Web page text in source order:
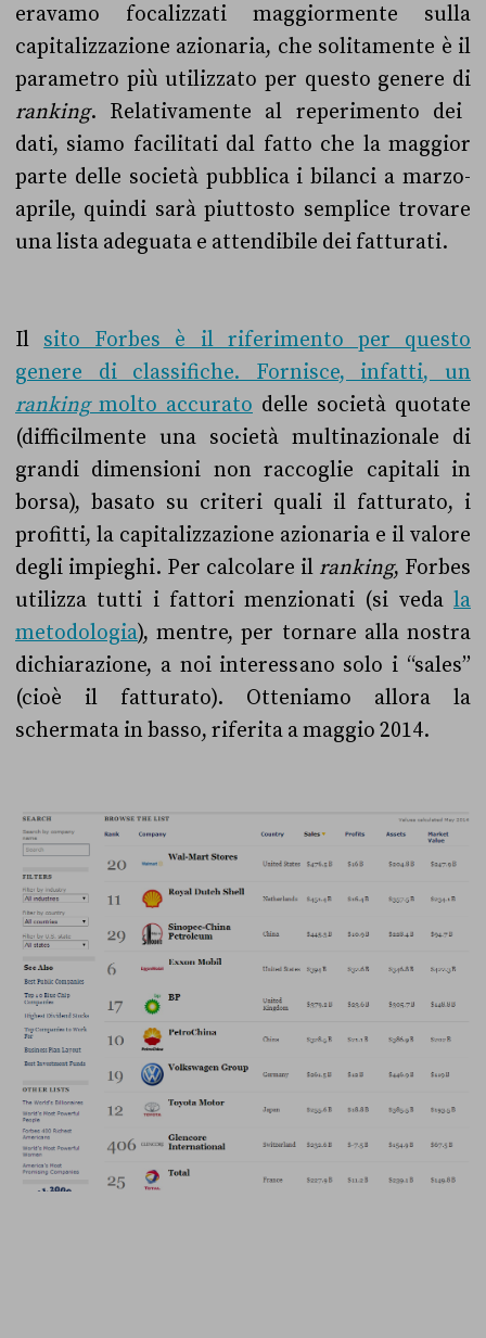
eravamo focalizzati maggiormente sulla
capitalizzazione azionaria, che solitamente è il
parametro più utilizzato per questo genere di
ranking. Relativamente al reperimento dei
dati, siamo facilitati dal fatto che la maggior
parte delle società pubblica i bilanci a marzo-
aprile, quindi sarà piuttosto semplice trovare
una lista adeguata e attendibile dei fatturati.
Il sito Forbes è il riferimento per questo
genere di classifiche. Fornisce, infatti, un
rankingmolto accurato delle società quotate
(difficilmente una società multinazionale di
grandi dimensioni non raccoglie capitali in
borsa), basato su criteri quali il fatturato, i
profitti, la capitalizzazione azionaria e il valore
degli impieghi. Per calcolare il ranking, Forbes
utilizza tutti i fattori menzionati (si veda la
metodologia), mentre, per tornare alla nostra
dichiarazione, a noi interessano solo i “sales”
(cioè il fatturato). Otteniamo allora la
schermata in basso, riferita a maggio 2014.